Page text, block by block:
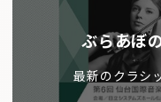
ぶらあぼ
最新のクラシ